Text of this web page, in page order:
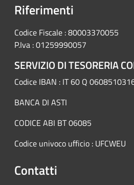
Riferimenti
Codice Fiscale : 80003370055
P.Iva : 01259990057
SERVIZIO DI TESORERIA
Codice IBAN : IT 60 Q
BANCA DI ASTI
CODICE ABI BT 06085
Codice univoco ufficio : UFCWEU
Contatti